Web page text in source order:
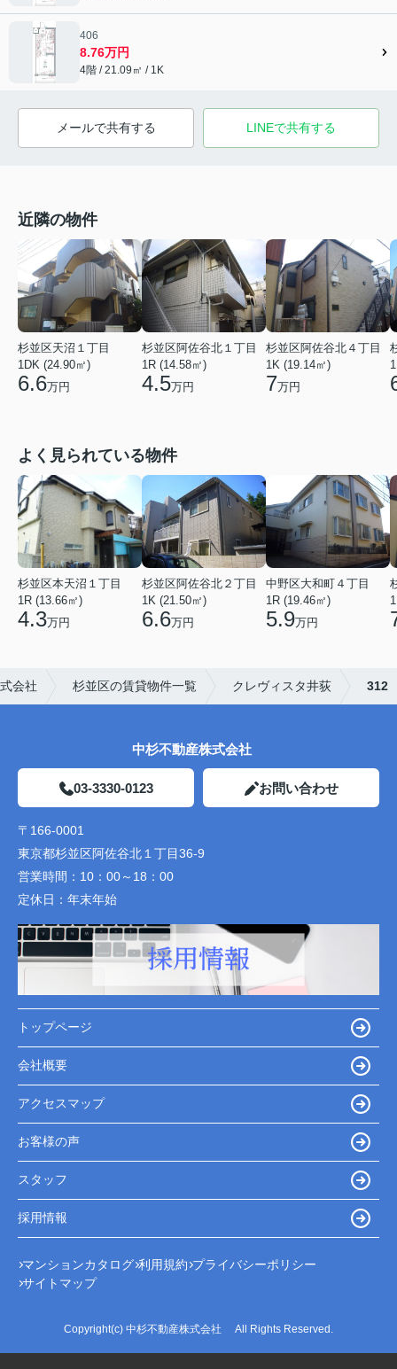
406
8.76万円
4階 / 21.09㎡ / 1K
メールで共有する LINEで共有する
近隣の物件
杉並区天沼１丁目
1DK (24.90㎡)
6.6万円
杉並区阿佐谷北１丁目
1R (14.58㎡)
4.5万円
杉並区阿佐谷北４丁目
1K (19.14㎡)
7万円
よく見られている物件
杉並区本天沼１丁目
1R (13.66㎡)
4.3万円
杉並区阿佐谷北２丁目
1K (21.50㎡)
6.6万円
中野区大和町４丁目
1R (19.46㎡)
5.9万円
会社 杉並区の賃貸物件一覧 クレヴィスタ井荻 312
中杉不動産株式会社
03-3330-0123 お問い合わせ
〒166-0001
東京都杉並区阿佐谷北１丁目36-9
営業時間： 10：00～18：00
定休日： 年末年始
トップページ
会社概要
アクセスマップ
お客様の声
スタッフ
採用情報
マンションカタログ 利用規約 プライバシーポリシー
サイトマップ
Copyright(c) 中杉不動産株式会社 All Rights Reserved.